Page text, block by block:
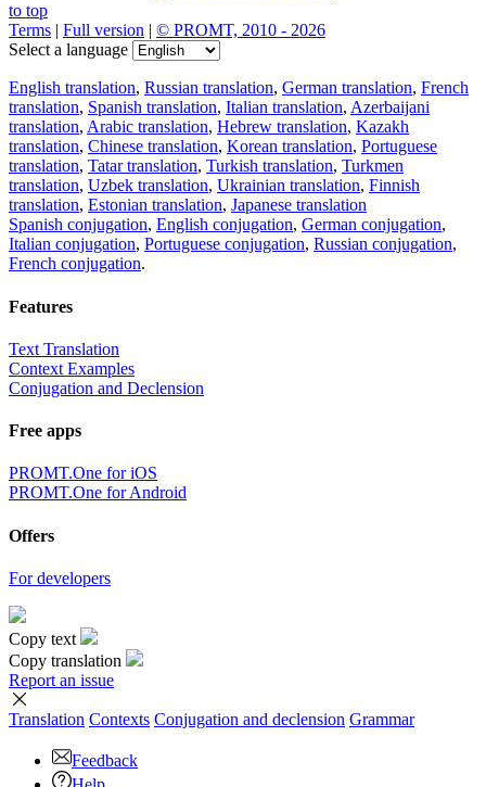
to top
Terms | Full version | © PROMT, 2010 - 2026
Select a language
English translation, Russian translation, German translation, French
translation, Spanish translation, Italian translation, Azerbaijani
translation, Arabic translation, Hebrew translation, Kazakh
translation, Chinese translation, Korean translation, Portuguese
translation, Tatar translation, Turkish translation, Turkmen
translation, Uzbek translation, Ukrainian translation, Finnish
translation, Estonian translation, Japanese translation
Spanish conjugation, English conjugation, German conjugation,
Italian conjugation, Portuguese conjugation, Russian conjugation,
French conjugation.
Features
Text Translation
Context Examples
Conjugation and Declension
Free apps
PROMT.One for iOS
PROMT.One for Android
Offers
For developers
Copy text
Copy translation
Report an issue
Translation Contexts Conjugation and declension Grammar
Feedback